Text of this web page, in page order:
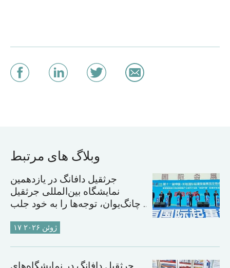
وبلاگ های مرتبط
جرثقیل دافانگ در یازدهمین
نمایشگاه بین‌المللی جرثقیل
چانگ‌یوان، توجه‌ها را به خود جلب
۱۷ ژوئن ۲۰۲۶